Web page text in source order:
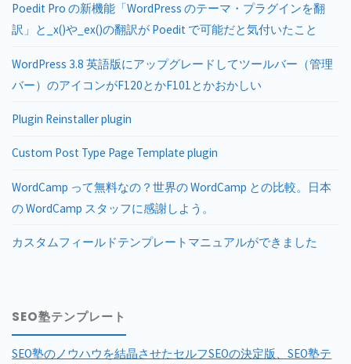
Poedit Pro の新機能「WordPress のテーマ・プラグインを翻
訳」と_x()や_ex()の翻訳が Poedit で可能だと気付いたこと
WordPress 3.8 英語版にアップグレードしてツールバー（管理
バー）のアイコンがF120とかF101とかおかしい
Plugin Reinstaller plugin
Custom Post Type Page Template plugin
WordCamp って無料なの？世界の WordCamp との比較。日本
の WordCamp スタッフに感謝しよう。
カスタムフィールドテンプレートマニュアルができました
SEO塾テンプレート
SEO塾のノウハウを結晶させたセルフSEOの決定版、SEO塾テ